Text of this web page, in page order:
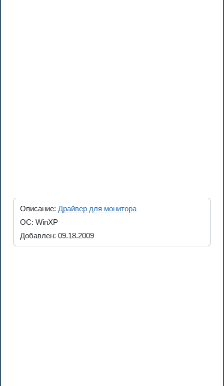
Описание: Драйвер для монитора
ОС: WinXP
Добавлен: 09.18.2009